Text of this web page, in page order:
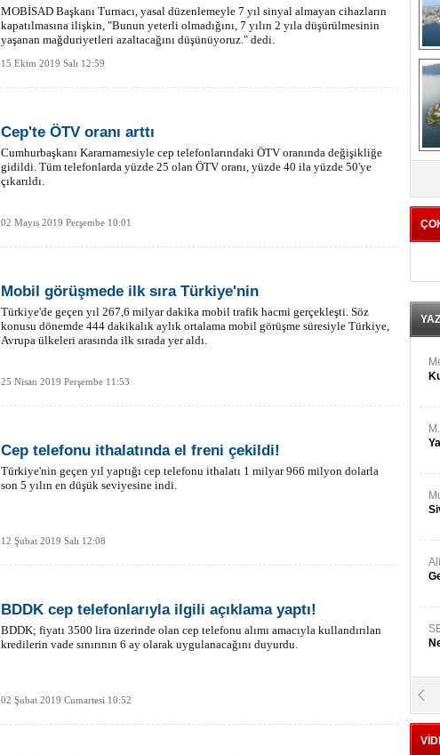
MOBİSAD Başkanı Turnacı, yasal düzenlemeyle 7 yıl sinyal almayan cihazların
kapatılmasına ilişkin, "Bunun yeterli olmadığını, 7 yılın 2 yıla düşürülmesinin
yaşanan mağduriyetleri azaltacağını düşünüyoruz." dedi.
15 Ekim 2019 Salı 12:59
Cep'te ÖTV oranı arttı
Cumhurbaşkanı Kararnamesiyle cep telefonlarındaki ÖTV oranında değişikliğe
gidildi. Tüm telefonlarda yüzde 25 olan ÖTV oranı, yüzde 40 ila yüzde 50'ye
çıkarıldı.
02 Mayıs 2019 Perşembe 10:01
Mobil görüşmede ilk sıra Türkiye'nin
Türkiye'de geçen yıl 267,6 milyar dakika mobil trafik hacmi gerçekleşti. Söz
konusu dönemde 444 dakikalık aylık ortalama mobil görüşme süresiyle Türkiye,
Avrupa ülkeleri arasında ilk sırada yer aldı.
25 Nisan 2019 Perşembe 11:53
Cep telefonu ithalatında el freni çekildi!
Türkiye'nin geçen yıl yaptığı cep telefonu ithalatı 1 milyar 966 milyon dolarla
son 5 yılın en düşük seviyesine indi.
12 Şubat 2019 Salı 12:08
BDDK cep telefonlarıyla ilgili açıklama yaptı!
BDDK; fiyatı 3500 lira üzerinde olan cep telefonu alımı amacıyla kullandırılan
kredilerin vade sınırının 6 ay olarak uygulanacağını duyurdu.
02 Şubat 2019 Cumartesi 10:52